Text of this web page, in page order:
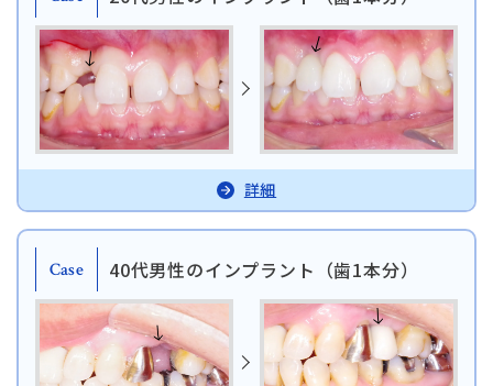
タップで電話できます
日本歯科札幌
011-242-8148
月火水金土 10:00〜13:30 /
14:30〜18:00
日本歯科豊平
011-833-5500
月火水木金土 10:00〜13:30 /
14:30〜18:00
日本歯科札幌
日本歯科豊平
詳細
Case 40代男性のインプラント（歯1本分）